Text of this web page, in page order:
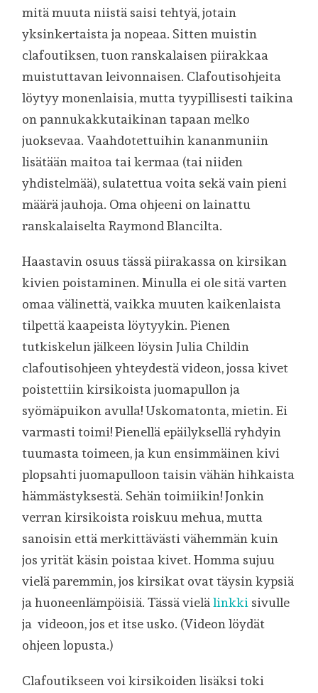
mitä muuta niistä saisi tehtyä, jotain
yksinkertaista ja nopeaa. Sitten muistin
clafoutiksen, tuon ranskalaisen piirakkaa
muistuttavan leivonnaisen. Clafoutisohjeita
löytyy monenlaisia, mutta tyypillisesti taikina
on pannukakkutaikinan tapaan melko
juoksevaa. Vaahdotettuihin kananmuniin
lisätään maitoa tai kermaa (tai niiden
yhdistelmää), sulatettua voita sekä vain pieni
määrä jauhoja. Oma ohjeeni on lainattu
ranskalaiselta Raymond Blancilta.
Haastavin osuus tässä piirakassa on kirsikan
kivien poistaminen. Minulla ei ole sitä varten
omaa välinettä, vaikka muuten kaikenlaista
tilpettä kaapeista löytyykin. Pienen
tutkiskelun jälkeen löysin Julia Childin
clafoutisohjeen yhteydestä videon, jossa kivet
poistettiin kirsikoista juomapullon ja
syömäpuikon avulla! Uskomatonta, mietin. Ei
varmasti toimi! Pienellä epäilyksellä ryhdyin
tuumasta toimeen, ja kun ensimmäinen kivi
plopsahti juomapulloon taisin vähän hihkaista
hämmästyksestä. Sehän toimiikin! Jonkin
verran kirsikoista roiskuu mehua, mutta
sanoisin että merkittävästi vähemmän kuin
jos yrität käsin poistaa kivet. Homma sujuu
vielä paremmin, jos kirsikat ovat täysin kypsiä
ja huoneenlämpöisiä. Tässä vielälinkki sivulle
ja videoon, jos et itse usko. (Videon löydät
ohjeen lopusta.)
Clafoutikseen voi kirsikoiden lisäksi toki